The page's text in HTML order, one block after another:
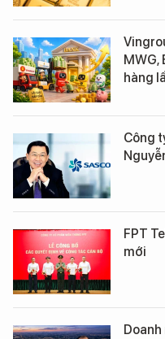
MWG,
hàng
Công
FPT
mới